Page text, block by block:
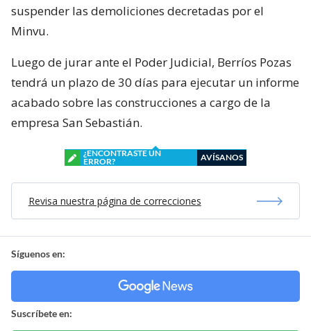
suspender las demoliciones decretadas por el
Minvu.
Luego de jurar ante el Poder Judicial, Berríos Pozas
tendrá un plazo de 30 días para ejecutar un informe
acabado sobre las construcciones a cargo de la
empresa San Sebastián.
¿ENCONTRASTE UN
ERROR?
AVÍSANOS
Revisa nuestra página de correcciones
Síguenos en:
Suscríbete en: